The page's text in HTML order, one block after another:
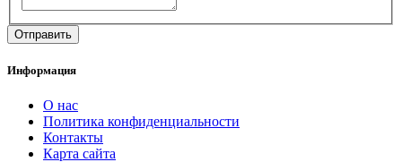
Информация
О нас
Политика конфиденциальности
Контакты
Карта сайта